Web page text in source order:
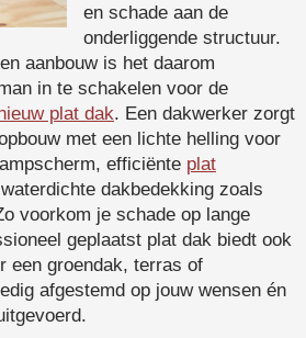
en schade aan de
onderliggende structuur.
aanbouw is het daarom
in te schakelen voor de
plat dak. Een dakwerker zorgt
met een lichte helling voor
efficiënte plat
dakbedekking zoals
voorkom je schade op lange
geplaatst plat dak biedt ook
een groendak, terras of
afgestemd op jouw wensen én